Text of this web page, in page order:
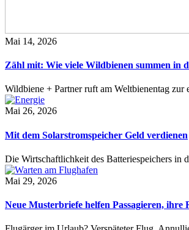
Mai 14, 2026
Zähl mit: Wie viele Wildbienen summen in
Wildbiene + Partner ruft am Weltbienentag
Mai 26, 2026
Mit dem Solarstromspeicher Geld verdienen
Die Wirtschaftlichkeit des Batteriespeichers
Mai 29, 2026
Neue Musterbriefe helfen Passagieren, ihre